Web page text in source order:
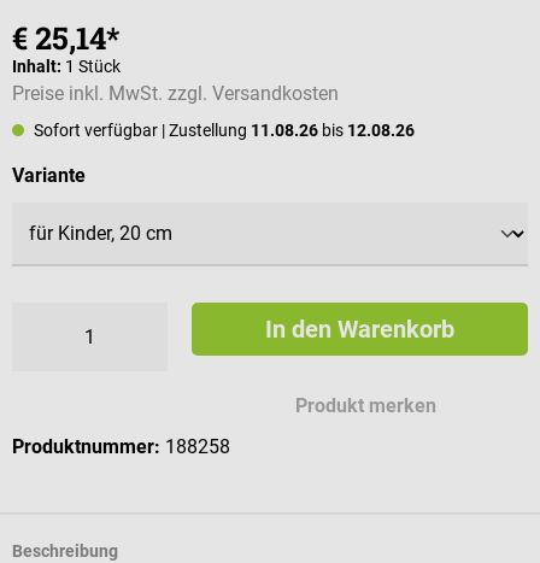
€ 25,14*
Inhalt: 1 Stück
Preise inkl. MwSt. zzgl. Versandkosten
Sofort verfügbar | Zustellung 11.08.26 bis 12.08.26
Varianteauswählen
In den Warenkorb
Produkt merken
Produktnummer: 188258
Beschreibung